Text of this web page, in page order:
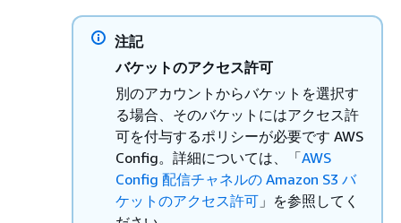
注記
バケットのアクセス許可
別のアカウントからバケットを選択す
る場合、そのバケットにはアクセス許
可を付与するポリシーが必要です AWS
Config。詳細については、「AWS
Config 配信チャネルの Amazon S3 バ
ケットのアクセス許可 」を参照してく